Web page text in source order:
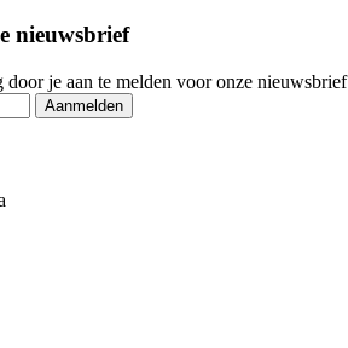
nieuwsbrief
je aan te melden voor onze nieuwsbrief
Aanmelden